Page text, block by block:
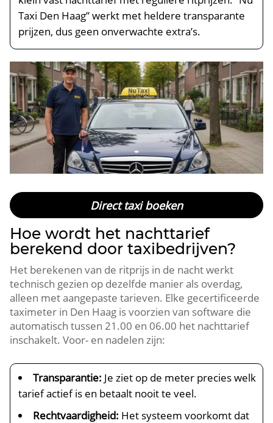
Taxi Den Haag” werkt met heldere transparante
prijzen, dus geen onverwachte extra’s.
Direct taxi boeken
Hoe wordt het nachttarief
berekend door taxibedrijven?
Het berekenen van de ritprijs in de nacht werkt
technisch gezien op dezelfde manier als overdag,
alleen met aangepaste tarieven. Elke gecertificeerde
taximeter in Den Haag is voorzien van software die
automatisch tussen 21.00 en 06.00 het nachttarief
inschakelt. Voor- en nadelen zijn:
Transparantie: Je ziet op de meter precies welk
tarief actief is en betaalt nooit te veel.
Rechtvaardigheid: Het systeem voorkomt dat